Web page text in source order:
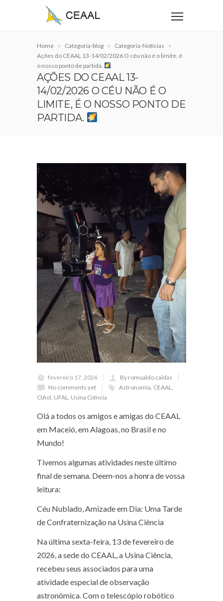
Home Categoria-blog
Categoria-Notícias
Ações do CEAAL 13-14/02/2026 O céu não é o limite, é
o nosso ponto de partida.
AÇÕES DO CEAAL 13-
14/02/2026 O CÉU NÃO É O
LIMITE, É O NOSSO PONTO DE
PARTIDA.
fevereiro 17, 2026
By romualdo caldas
No comments yet
Astronomia, CEAAL,
CIAst, UFAL, Usina Ciência
Olá a todos os amigos e amigas do CEAAL
em Maceió, em Alagoas, no Brasil e no
Mundo!
Tivemos algumas atividades neste último
final de semana. Deem-nos a honra de vossa
leitura:
Céu Nublado, Amizade em Dia: Uma Tarde
de Confraternização na Usina Ciência
Na última sexta-feira, 13 de fevereiro de
2026, a sede do CEAAL, a Usina Ciência,
recebeu seus associados para uma
atividade especial de observação
astronômica. Com o telescópio robótico